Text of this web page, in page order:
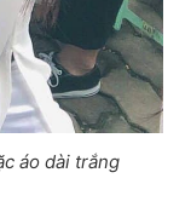
áo dài trắng